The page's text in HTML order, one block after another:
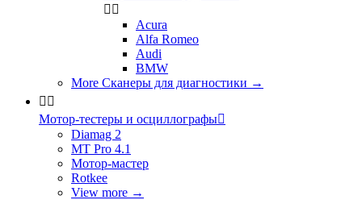
 
Acura
Alfa Romeo
Audi
BMW
More Сканеры для диагностики →
 
Мотор-тестеры и осциллографы
Diamag 2
MT Pro 4.1
Мотор-мастер
Rotkee
View more →